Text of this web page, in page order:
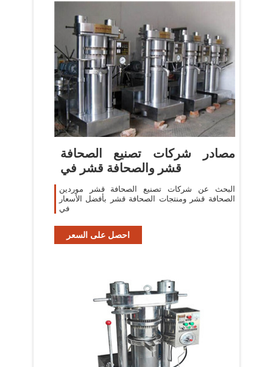
مصادر شركات تصنيع الصحافة
قشر والصحافة قشر في
البحث عن شركات تصنيع الصحافة قشر موردين
الصحافة قشر ومنتجات الصحافة قشر بأفضل الأسعار
في
احصل على السعر